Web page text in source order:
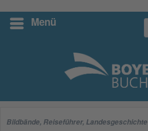
Menü
Suchen
Bildbände, Reiseführer, Landesgeschichte